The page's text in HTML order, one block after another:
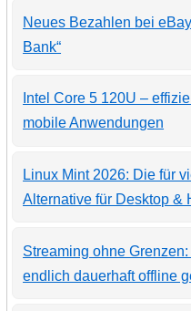
Neues Bezahlen bei
Bank“
Intel Core 5 120U –
mobile Anwendungen
Linux Mint 2026: Die für
Alternative für Desktop &
Streaming ohne
endlich dauerhaft offline